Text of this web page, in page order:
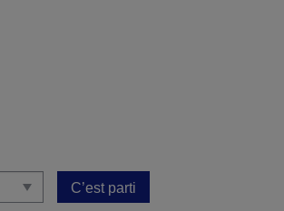
C’est parti